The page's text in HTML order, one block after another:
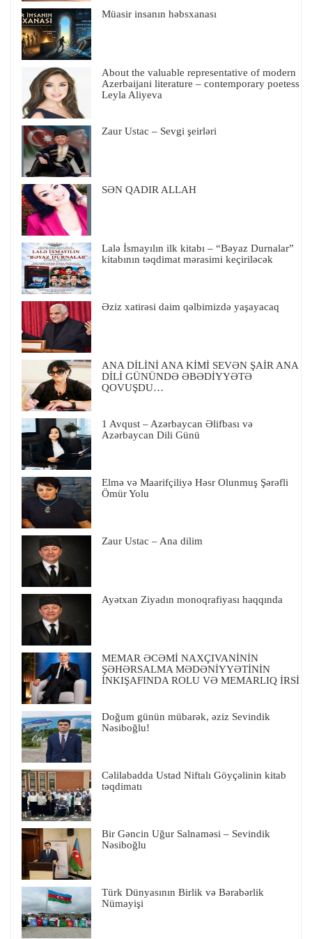
Müasir insanın həbsxanası
About the valuable representative of modern
Azerbaijani literature – contemporary poetess
Leyla Aliyeva
Zaur Ustac – Sevgi şeirləri
SƏN QADIR ALLAH
Lalə İsmayılın ilk kitabı – “Bəyaz Durnalar”
kitabının təqdimat mərasimi keçiriləcək
Əziz xatirəsi daim qəlbimizdə yaşayacaq
ANA DİLİNİ ANA KİMİ SEVƏN ŞAİR ANA
DİLİ GÜNÜNDƏ ƏBƏDİYYƏTƏ
QOVUŞDU…
1 Avqust – Azərbaycan Əlifbası və
Azərbaycan Dili Günü
Elmə və Maarifçiliyə Həsr Olunmuş Şərəfli
Ömür Yolu
Zaur Ustac – Ana dilim
Ayətxan Ziyadın monoqrafiyası haqqında
MEMAR ƏCƏMİ NAXÇIVANİNİN
ŞƏHƏRSALMA MƏDƏNİYYƏTİNİN
İNKIŞAFINDA ROLU VƏ MEMARLIQ İRSİ
Doğum günün mübarək, əziz Sevindik
Nəsiboğlu!
Cəlilabadda Ustad Niftalı Göyçəlinin kitab
təqdimatı
Bir Gəncin Uğur Salnaməsi – Sevindik
Nəsiboğlu
Türk Dünyasının Birlik və Bərabərlik
Nümayişi